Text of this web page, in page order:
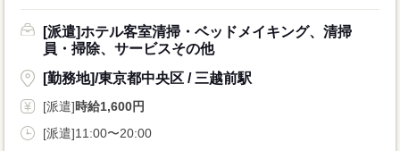
[派遣]ホテル客室清掃・ベッドメイキング、清掃
員・掃除、サービスその他
[勤務地]/東京都中央区 / 三越前駅
[派遣]時給1,600円
[派遣]11:00〜20:00